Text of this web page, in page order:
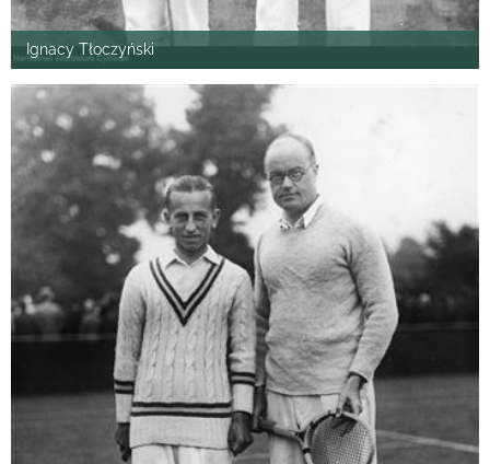
Ignacy Tłoczyński